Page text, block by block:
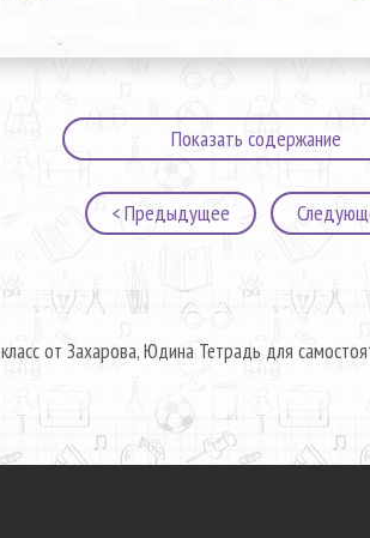
Показать содержание
< Предыдущее
от Захарова, Юдина Тетрадь для